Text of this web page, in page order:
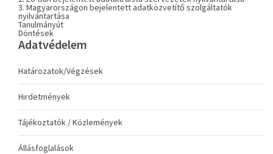
3. Magyarországon bejelentett adatközvetítő szolgáltatók
nyilvántartása
Tanulmányút
Döntések
Adatvédelem
Határozatok/Végzések
Hirdetmények
Tájékoztatók / Közlemények
Állásfoglalások